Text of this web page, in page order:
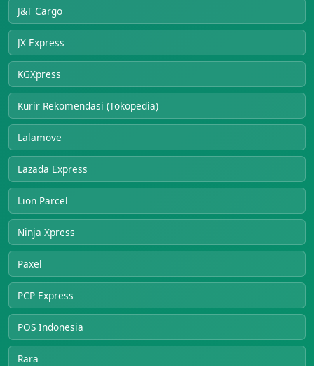
J&T Cargo
JX Express
KGXpress
Kurir Rekomendasi (Tokopedia)
Lalamove
Lazada Express
Lion Parcel
Ninja Xpress
Paxel
PCP Express
POS Indonesia
Rara